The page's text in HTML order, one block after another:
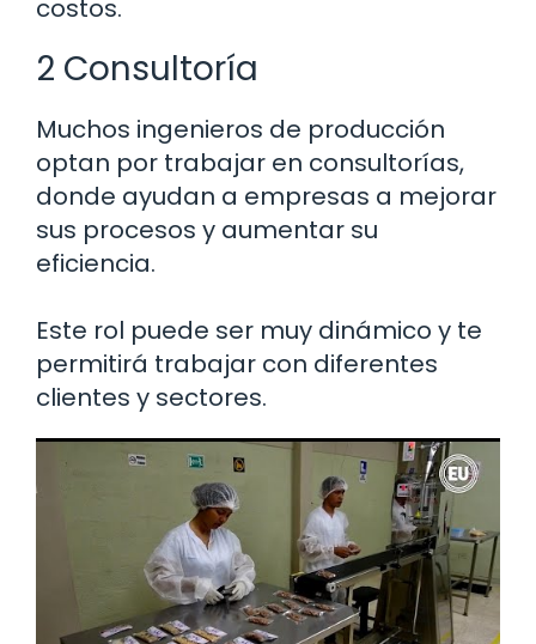
costos.
2 Consultoría
Muchos ingenieros de producción
optan por trabajar en consultorías,
donde ayudan a empresas a mejorar
sus procesos y aumentar su
eficiencia.
Este rol puede ser muy dinámico y te
permitirá trabajar con diferentes
clientes y sectores.